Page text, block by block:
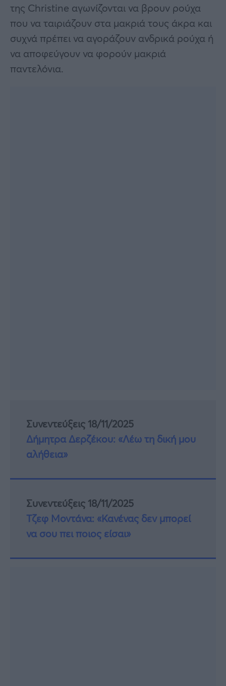
της Christine αγωνίζονται να βρουν ρούχα
που να ταιριάζουν στα μακριά τους άκρα και
συχνά πρέπει να αγοράζουν ανδρικά ρούχα ή
να αποφεύγουν να φορούν μακριά
παντελόνια.
Συνεντεύξεις 18/11/2025
Δήμητρα Δερζέκου: «Λέω τη δική μου
αλήθεια»
Συνεντεύξεις 18/11/2025
Τζεφ Μοντάνα: «Κανένας δεν μπορεί
να σου πει ποιος είσαι»